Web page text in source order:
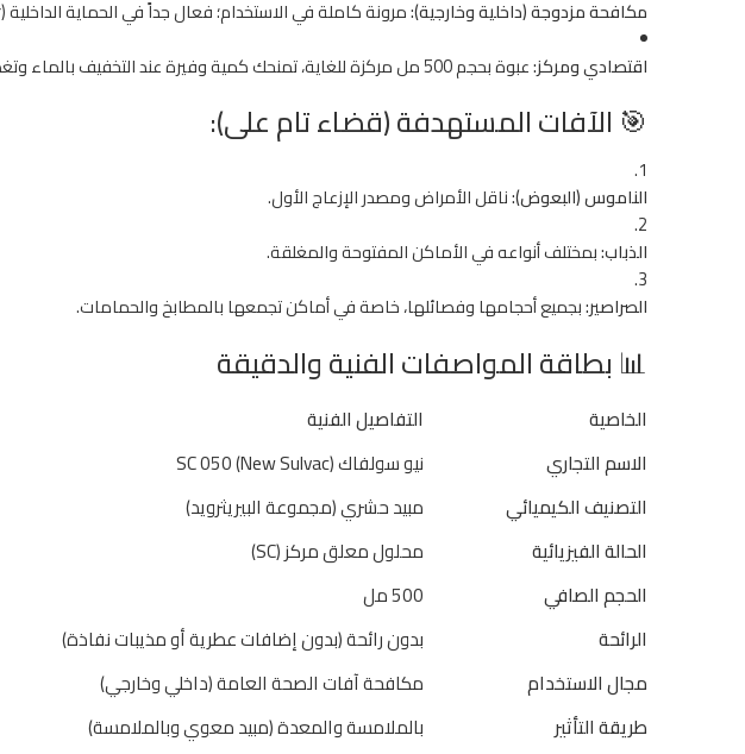
مكافحة مزدوجة (داخلية وخارجية):مرونة كاملة في الاستخدام؛ فعال جداً في الحماية الداخلية (Indoor) للغرف والمخازن، والحماية الخارجية (Outdoor) للحدائق، المداخل، والأسطح.
اقتصادي ومركز:عبوة بحجم 500 مل مركزة للغاية، تمنحك كمية وفيرة عند التخفيف بالماء وتغطي مساحات واسعة.
🎯 الآفات المستهدفة (قضاء تام على):
الناموس (البعوض):ناقل الأمراض ومصدر الإزعاج الأول.
الذباب:بمختلف أنواعه في الأماكن المفتوحة والمغلقة.
الصراصير:بجميع أحجامها وفصائلها، خاصة في أماكن تجمعها بالمطابخ والحمامات.
📊 بطاقة المواصفات الفنية والدقيقة
الخاصية
التفاصيل الفنية
الاسم التجاري
نيو سولفاك SC 050 (New Sulvac)
التصنيف الكيميائي
مبيد حشري (مجموعة البيريثرويد)
الحالة الفيزيائية
محلول معلق مركز (SC)
الحجم الصافي
500 مل
الرائحة
بدون رائحة (بدون إضافات عطرية أو مذيبات نفاذة)
مجال الاستخدام
مكافحة آفات الصحة العامة (داخلي وخارجي)
طريقة التأثير
بالملامسة والمعدة (مبيد معوي وبالملامسة)